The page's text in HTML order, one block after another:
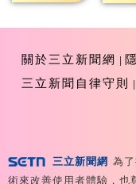
關於三立新聞網
三立新聞自律守則
三立新聞網 為
術來改善使用者體驗，也